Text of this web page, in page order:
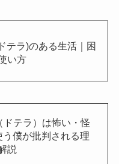
テラ)のある生活｜困
い方
テラ）は怖い・怪
う僕が批判される理
説